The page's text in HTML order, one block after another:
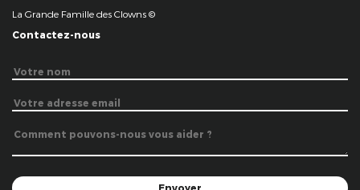
La Grande Famille des Clowns ©
Contactez-nous